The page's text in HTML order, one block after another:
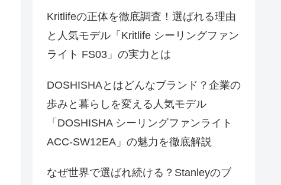
Kritlifeの正体を徹底調査！選ばれる理由
と人気モデル「Kritlife シーリングファン
ライト FS03」の実力とは
DOSHISHAとはどんなブランド？企業の
歩みと暮らしを変える人気モデル
「DOSHISHA シーリングファンライト
ACC-SW12EA」の魅力を徹底解説
なぜ世界で選ばれ続ける？Stanleyのブ